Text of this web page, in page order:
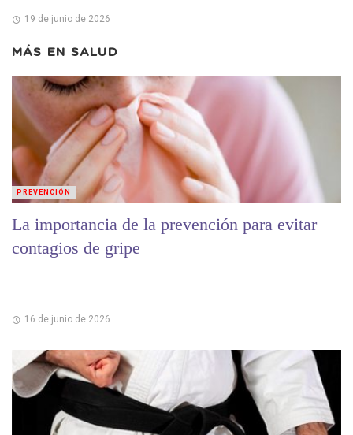
19 de junio de 2026
MÁS EN SALUD
La importancia de la prevención para evitar
contagios de gripe
16 de junio de 2026
PREVENCIÓN